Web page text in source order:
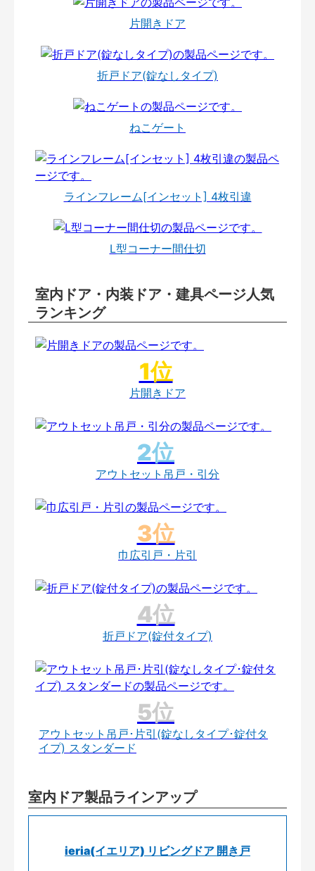
片開きドア
折戸ドア(錠なしタイプ)
ねこゲート
ラインフレーム[インセット] 4枚引違
L型コーナー間仕切
室内ドア・内装ドア・建具ページ人気
ランキング
片開きドア
アウトセット吊戸・引分
巾広引戸・片引
折戸ドア(錠付タイプ)
アウトセット吊戸･片引(錠なしタイプ･錠付タ
イプ) スタンダード
室内ドア製品ラインアップ
ieria(イエリア) リビングドア 開き戸